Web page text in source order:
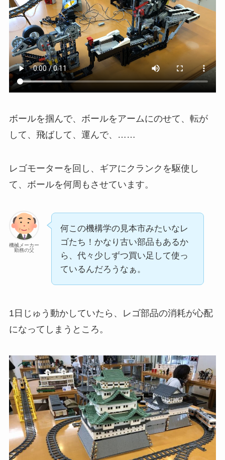
ボールを掴んで、ボールをアームにのせて、転が
して、飛ばして、運んで、……
レゴモーターを回し、ギアにクランクを駆使し
て、ボールを何周もさせています。
機械メーカー
勤務の父
何この機構学の見本市みたいなレ
ゴたち！かなり古い部品もあるか
ら、代々少しずつ買い足して使っ
ているんだろうなぁ。
1日じゅう動かしていたら、レゴ部品の消耗が心配
になってしまうところ。